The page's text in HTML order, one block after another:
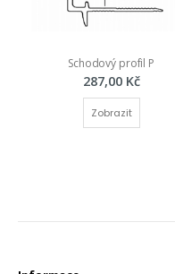
Schodový profil P
287,00 Kč
Zobrazit